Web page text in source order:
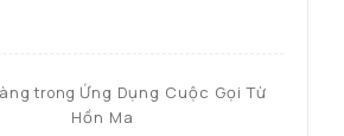
trong Ứng Dụng Cuộc Gọi Từ
Hồn Ma